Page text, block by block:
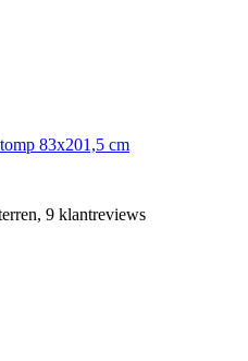
83x201,5 cm
9 klantreviews